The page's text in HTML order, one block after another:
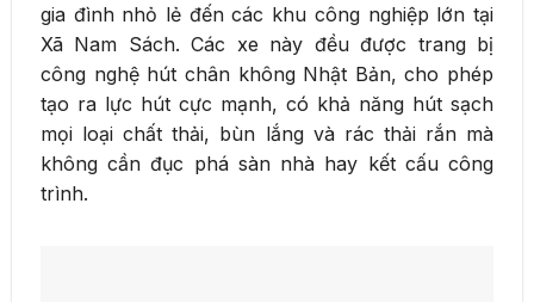
gia đình nhỏ lẻ đến các khu công nghiệp lớn tại
Xã Nam Sách. Các xe này đều được trang bị
công nghệ hút chân không Nhật Bản, cho phép
tạo ra lực hút cực mạnh, có khả năng hút sạch
mọi loại chất thải, bùn lắng và rác thải rắn mà
không cần đục phá sàn nhà hay kết cấu công
trình.